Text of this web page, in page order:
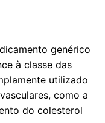
genérico
à classe das
utilizado
como a
do colesterol